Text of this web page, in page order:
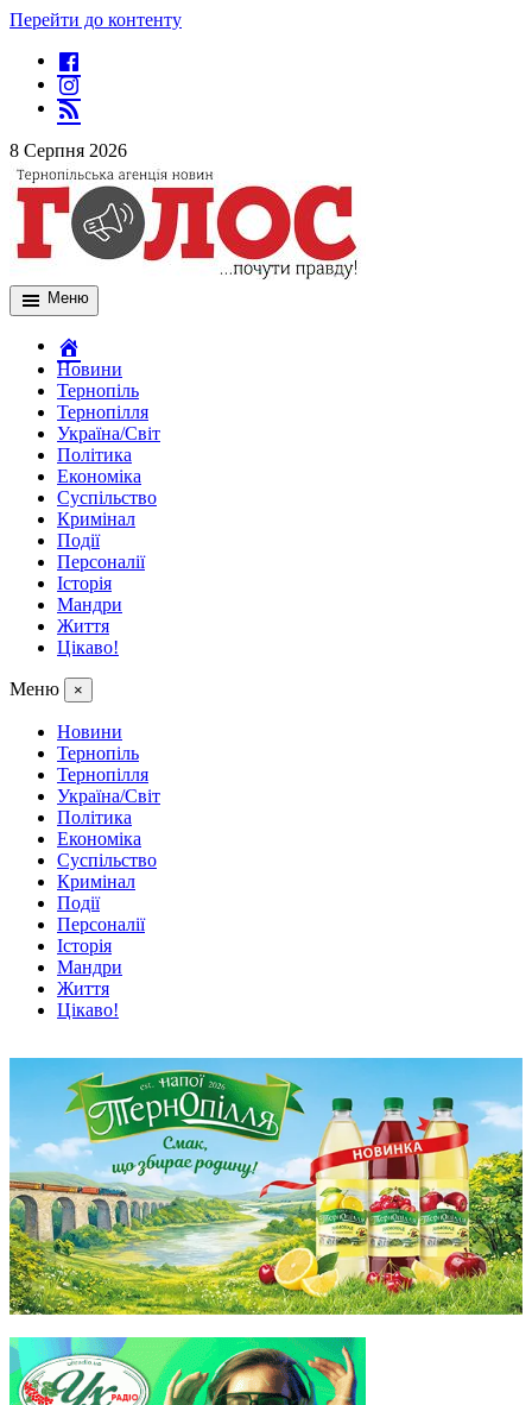
Перейти до контенту
8 Серпня 2026
Меню
Новини
Тернопіль
Тернопілля
Україна/Світ
Політика
Економіка
Суспільство
Кримінал
Події
Персоналії
Історія
Мандри
Життя
Цікаво!
Меню ×
Новини
Тернопіль
Тернопілля
Україна/Світ
Політика
Економіка
Суспільство
Кримінал
Події
Персоналії
Історія
Мандри
Життя
Цікаво!